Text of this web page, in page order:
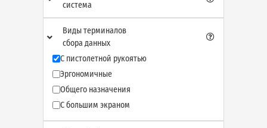
система
Виды терминалов
сбора данных
С пистолетной рукоятью
Эргономичные
Общего назначения
С большим экраном